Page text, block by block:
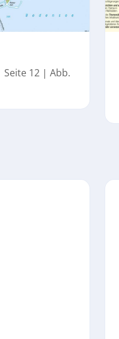
Seite 12 | Abb.